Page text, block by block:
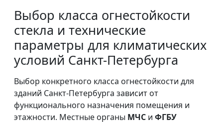
Выбор класса огнестойкости
стекла и технические
параметры для климатических
условий Санкт-Петербурга
Выбор конкретного класса огнестойкости для
зданий Санкт-Петербурга зависит от
функционального назначения помещения и
этажности. Местные органы МЧС и ФГБУ